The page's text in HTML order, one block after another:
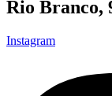
Rio Branco,
Instagram